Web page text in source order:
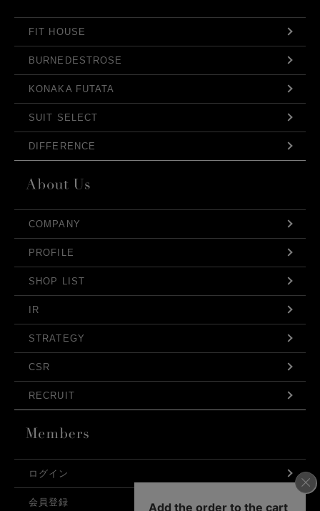
FIT HOUSE
BURNEDESTROSE
KONAKA FUTATA
SUIT SELECT
DIFFERENCE
COMPANY
PROFILE
SHOP LIST
IR
STRATEGY
CSR
RECRUIT
ログイン
会員登録